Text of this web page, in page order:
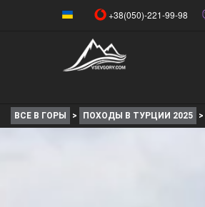
+38(050)-221-99-98
ВСЕ В ГОРЫ > ПОХОДЫ В ТУРЦИИ 2025 >